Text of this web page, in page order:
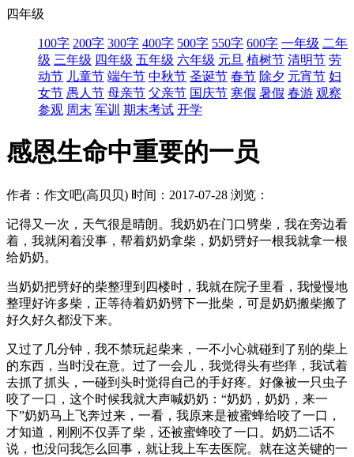
四年级
100字 200字 300字 400字 500字 550字 600字 一年级 二年
级 三年级 四年级 五年级 六年级 元旦 植树节 清明节 劳
动节 儿童节 端午节 中秋节 圣诞节 春节 除夕 元宵节 妇
女节 愚人节 母亲节 父亲节 国庆节 寒假 暑假 春游 观察
参观 周末 军训 期末考试 开学
感恩生命中重要的一员
作者：作文吧(高贝贝) 时间：2017-07-28 浏览：
记得又一次，天气很是晴朗。我奶奶在门口劈柴，我在旁边看
着，我就闲着没事，帮着奶奶拿柴，奶奶劈好一根我就拿一根
给奶奶。
当奶奶把劈好的柴整理到四楼时，我就在院子里看，我慢慢地
整理好许多柴，正等待着奶奶劈下一批柴，可是奶奶搬柴搬了
好久好久都没下来。
又过了几分钟，我不禁玩起柴来，一不小心就碰到了别的柴上
的东西，当时没在意。过了一会儿，我觉得头有些痒，我试着
去抓了抓头，一碰到头时觉得自己的手好疼。好像被一只虫子
咬了一口，这个时候我就大声喊奶奶：“奶奶，奶奶，来一
下”奶奶马上飞奔过来，一看，我原来是被蜜蜂给咬了一口，
才知道，刚刚不仅弄了柴，还被蜜蜂咬了一口。奶奶二话不
说，也没问我怎么回事，就让我上车去医院。就在这关键的一